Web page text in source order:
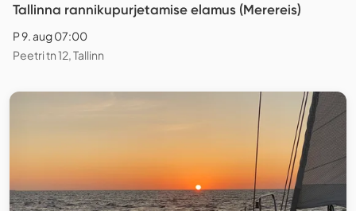
Tallinna rannikupurjetamise elamus (Merereis)
P 9. aug 07:00
Peetri tn 12, Tallinn